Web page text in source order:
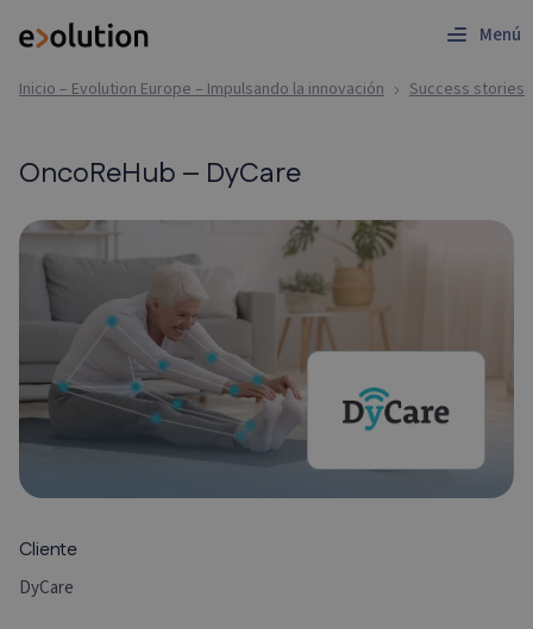
Menú
Inicio – Evolution Europe – Impulsando la innovación Success stories
OncoReHub – DyCare
Cliente
DyCare